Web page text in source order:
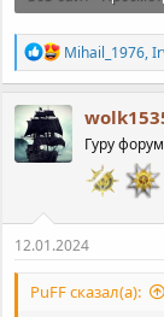
Р
е
а
к
ц
и
и
Mihail_1976,
Гуру
12.01.2024
PuFF сказал(а):